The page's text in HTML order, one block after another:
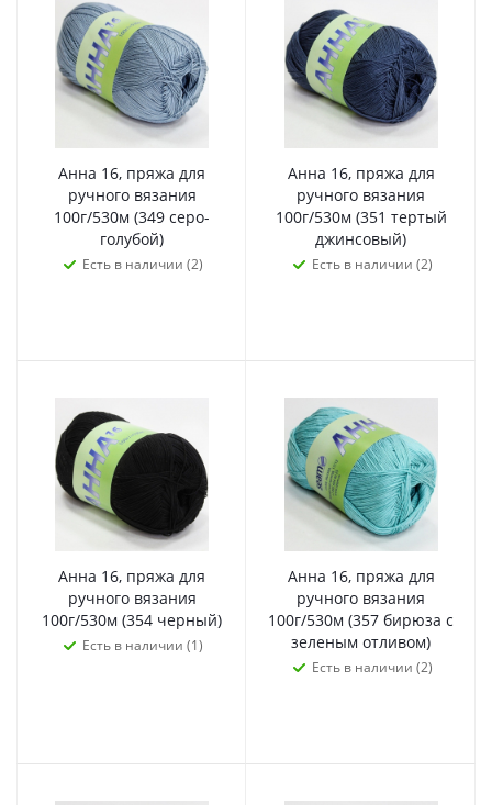
Анна 16, пряжа для
ручного вязания
100г/530м (349 серо-
голубой)
Есть в наличии (2)
Анна 16, пряжа для
ручного вязания
100г/530м (351 тертый
джинсовый)
Есть в наличии (2)
Анна 16, пряжа для
ручного вязания
100г/530м (354 черный)
Есть в наличии (1)
Анна 16, пряжа для
ручного вязания
100г/530м (357 бирюза с
зеленым отливом)
Есть в наличии (2)